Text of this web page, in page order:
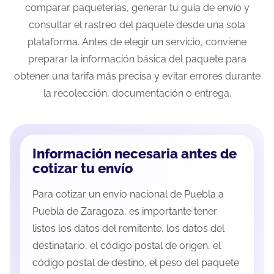
comparar paqueterías, generar tu guía de envío y
consultar el rastreo del paquete desde una sola
plataforma. Antes de elegir un servicio, conviene
preparar la información básica del paquete para
obtener una tarifa más precisa y evitar errores durante
la recolección, documentación o entrega.
Información necesaria antes de
cotizar tu envío
Para cotizar un envío nacional de Puebla a
Puebla de Zaragoza, es importante tener
listos los datos del remitente, los datos del
destinatario, el código postal de origen, el
código postal de destino, el peso del paquete